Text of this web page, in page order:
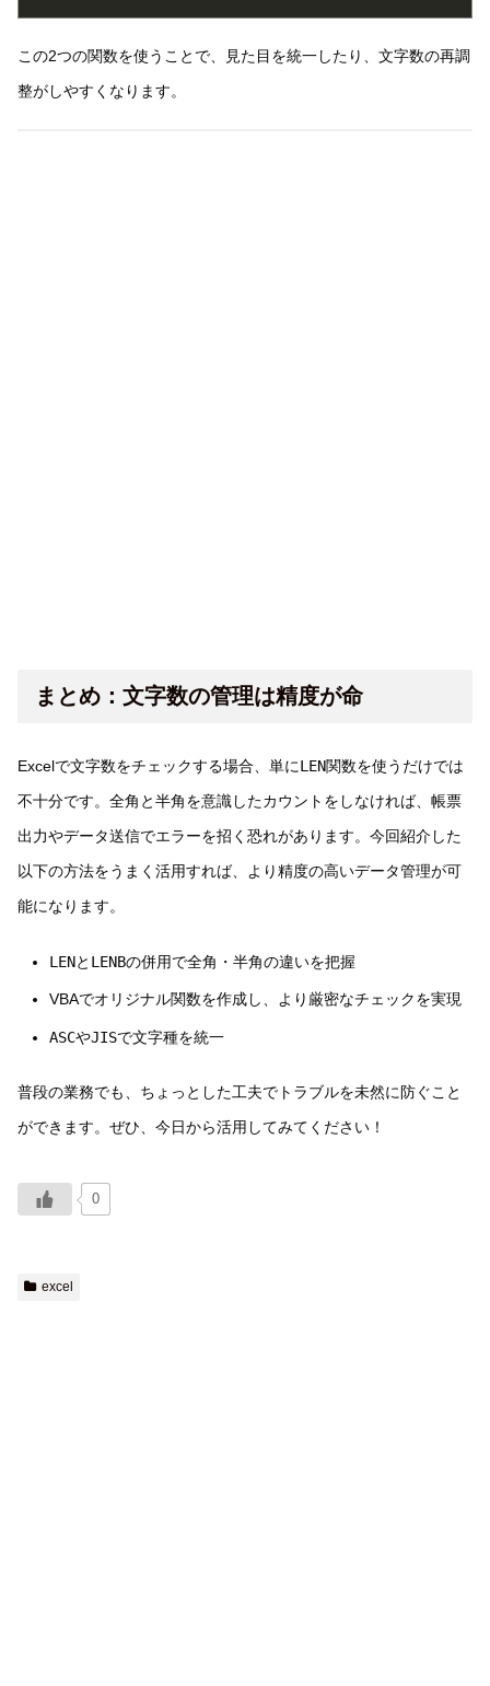
この2つの関数を使うことで、見た目を統一したり、文字数の再調
整がしやすくなります。
まとめ：文字数の管理は精度が命
Excelで文字数をチェックする場合、単にLEN関数を使うだけでは
不十分です。全角と半角を意識したカウントをしなければ、帳票
出力やデータ送信でエラーを招く恐れがあります。今回紹介した
以下の方法をうまく活用すれば、より精度の高いデータ管理が可
能になります。
LENと LENBの併用で全角・半角の違いを把握
VBAでオリジナル関数を作成し、より厳密なチェックを実現
ASCやJISで文字種を統一
普段の業務でも、ちょっとした工夫でトラブルを未然に防ぐこと
ができます。ぜひ、今日から活用してみてください！
0
excel